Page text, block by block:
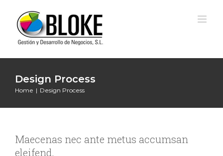
content
Design Process
Home | Design Process
Maecenas nec ante metus accumsan
eleifend.